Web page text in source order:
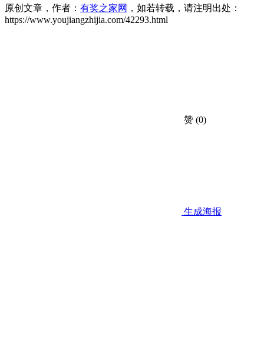
原创文章，作者： 有奖之家网 ，如若转载，请注明出处：
https://www.youjiangzhijia.com/42293.html
赞 (0)
生成海报